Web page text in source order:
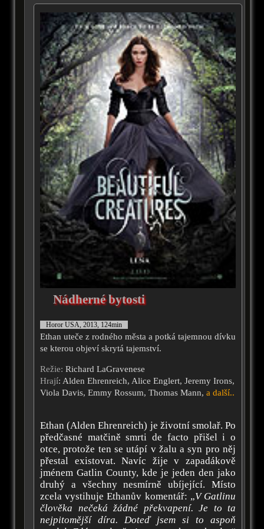
Nádherné bytosti
Horor USA, 2013, 124min
Ethan uteče z rodného města a potká tajemnou dívku
se kterou objeví skrytá tajemství.
Režie: Richard LaGravenese
Hrají: Alden Ehrenreich, Alice Englert, Jeremy Irons,
Viola Davis, Emmy Rossum, Thomas Mann, a další..
Ethan (Alden Ehrenreich) je životní smolař. Po
předčasné matčině smrti de facto přišel i o
otce, protože ten se utápí v žalu a syn pro něj
přestal existovat. Navíc žije v zapadákově
jménem Gatlin County, kde je jeden den jako
druhý a všechny nesmírně ubíjející. Místo
zcela vystihuje Ethanův komentář: „V Gatlinu
člověka nečeká žádné překvapení. Je to ta
nejpitomější díra. Doteď jsem si to aspoň